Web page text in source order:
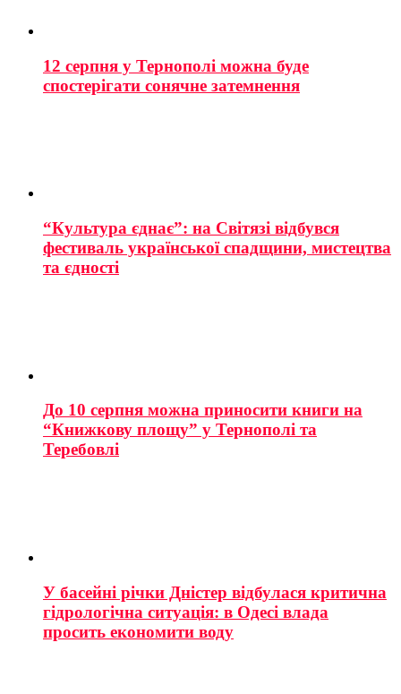
12 серпня у Тернополі можна буде
спостерігати сонячне затемнення
“Культура єднає”: на Світязі відбувся
фестиваль української спадщини, мистецтва
та єдності
До 10 серпня можна приносити книги на
“Книжкову площу” у Тернополі та
Теребовлі
У басейні річки Дністер відбулася критична
гідрологічна ситуація: в Одесі влада
просить економити воду